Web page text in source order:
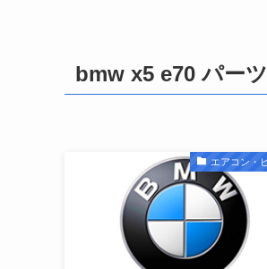
bmw x5 e70 パー
エアコン・